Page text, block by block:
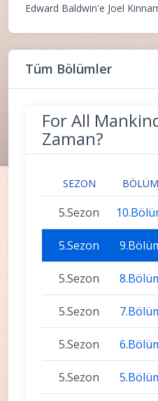
Edward Baldwin'e Joel
Tüm Bölümler
For All
Zaman?
SEZON BÖLÜM
5.Sezon
5.Sezon
5.Sezon
5.Sezon
5.Sezon
5.Sezon